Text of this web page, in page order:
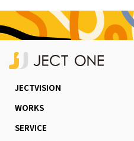
JECTVISION
WORKS
SERVICE